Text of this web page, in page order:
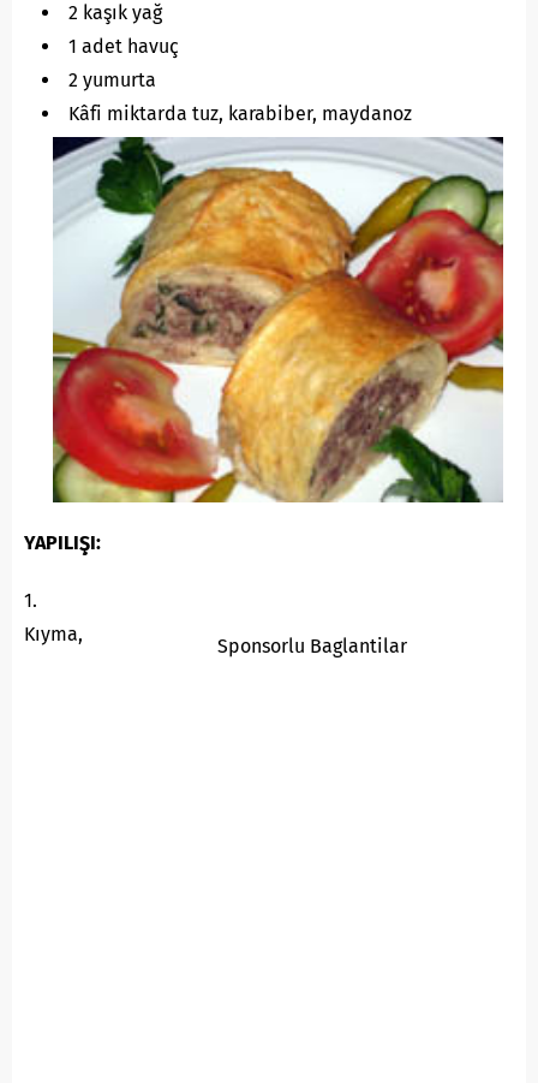
2 kaşık yağ
1 adet havuç
2 yumurta
Kâfi miktarda tuz, karabiber, maydanoz
YAPILIŞI:
Sponsorlu Baglantilar
1.
Kıyma,